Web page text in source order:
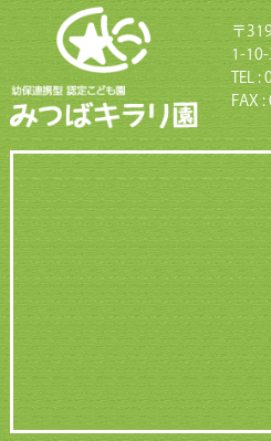
〒
1-
TEL :
FAX